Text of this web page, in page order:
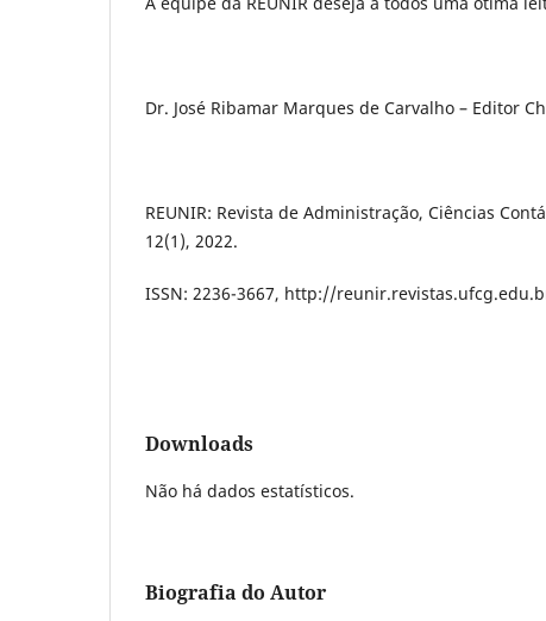
Dr. José Ribamar Marques de Carvalho – Editor
REUNIR: Revista de Administração, Ciências
12(1), 2022.
ISSN: 2236-3667, http://
Downloads
Não há dados estatísticos.
Biografia do Autor